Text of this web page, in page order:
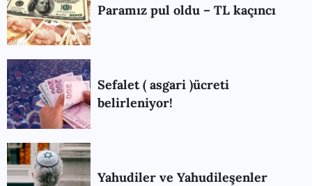
Paramız pul oldu – TL kaçıncı
Sefalet ( asgari )ücreti
belirleniyor!
Yahudiler ve Yahudileşenler